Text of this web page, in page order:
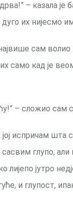
– казала је
дуго их нијесмо
сам волио
само кад је
– сложио сам
испричам шта
глупо, али
лијепо јутро
и глупост,